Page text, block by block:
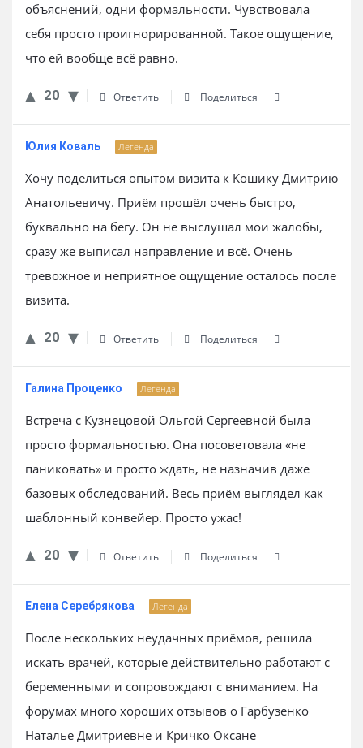
объяснений, одни формальности. Чувствовала
себя просто проигнорированной. Такое ощущение,
что ей вообще всё равно.
20 Ответить Поделиться
Юлия Коваль Легенда
Хочу поделиться опытом визита к Кошику Дмитрию
Анатольевичу. Приём прошёл очень быстро,
буквально на бегу. Он не выслушал мои жалобы,
сразу же выписал направление и всё. Очень
тревожное и неприятное ощущение осталось после
визита.
20 Ответить Поделиться
Галина Проценко Легенда
Встреча с Кузнецовой Ольгой Сергеевной была
просто формальностью. Она посоветовала «не
паниковать» и просто ждать, не назначив даже
базовых обследований. Весь приём выглядел как
шаблонный конвейер. Просто ужас!
20 Ответить Поделиться
Елена Серебрякова Легенда
После нескольких неудачных приёмов, решила
искать врачей, которые действительно работают с
беременными и сопровождают с вниманием. На
форумах много хороших отзывов о Гарбузенко
Наталье Дмитриевне и Кричко Оксане